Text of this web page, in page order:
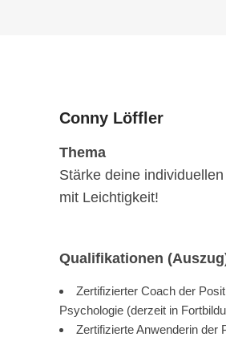
Conny Löffler
Thema
Stärke deine
mit Leichtigkeit!
Qualifikationen
Zertifizierter Coach der
Psychologie (derzeit in
Zertifizierte Anwenderin der